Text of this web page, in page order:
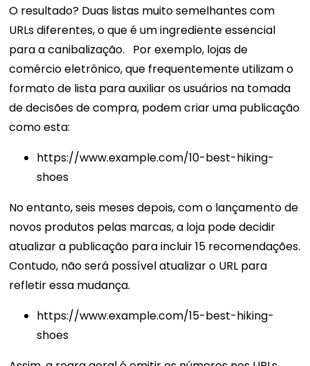
O resultado? Duas listas muito semelhantes com
URLs diferentes, o que é um ingrediente essencial
para a canibalização.
Por exemplo, lojas de
comércio eletrônico, que frequentemente utilizam o
formato de lista para auxiliar os usuários na tomada
de decisões de compra, podem criar uma publicação
como esta:
https://www.example.com/10-best-hiking-
shoes
No entanto, seis meses depois, com o lançamento de
novos produtos pelas marcas, a loja pode decidir
atualizar a publicação para incluir 15 recomendações.
Contudo, não será possível atualizar o URL para
refletir essa mudança.
https://www.example.com/15-best-hiking-
shoes